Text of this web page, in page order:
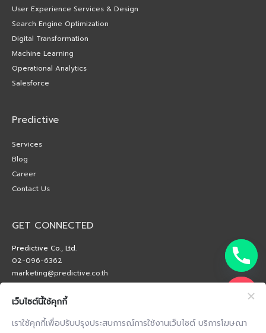
User Experience Services & Design
Search Engine Optimization
Digital Transformation
Machine Learning
Operational Analytics
Salesforce
Predictive
Services
Blog
Career
Contact Us
GET CONNECTED
Predictive Co., Ltd.
02-096-6362
marketing@predictive.co.th
เว็บไซต์นี้ใช้คุกกี้
เราใช้คุกกี้เพื่อปรับปรุงประสบการณ์การใช้งานเว็บไซต์ บริการโฆษณา